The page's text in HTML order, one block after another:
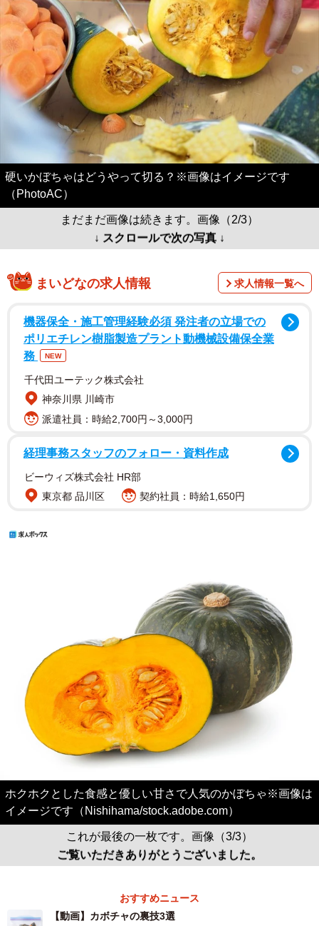
硬いかぼちゃはどうやって切る？※画像はイメージです
（PhotoAC）
まだまだ画像は続きます。画像（2/3）
↓ スクロールで次の写真 ↓
まいどなの求人情報 求人情報一覧へ
機器保全・施工管理経験必須 発注者の立場での
ポリエチレン樹脂製造プラント動機械設備保全業
務
NEW
千代田ユーテック株式会社
神奈川県 川崎市
派遣社員：時給2,700円～3,000円
経理事務スタッフのフォロー・資料作成
ビーウィズ株式会社 HR部
東京都 品川区
契約社員：時給1,650円
ホクホクとした食感と優しい甘さで人気のかぼちゃ※画像は
イメージです（Nishihama/stock.adobe.com）
これが最後の一枚です。画像（3/3）
ご覧いただきありがとうございました。
おすすめニュース
【動画】カボチャの裏技3選